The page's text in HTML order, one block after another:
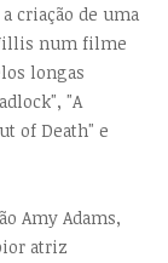
criação de uma
num filme
longas
"A
of Death" e
Amy Adams,
atriz